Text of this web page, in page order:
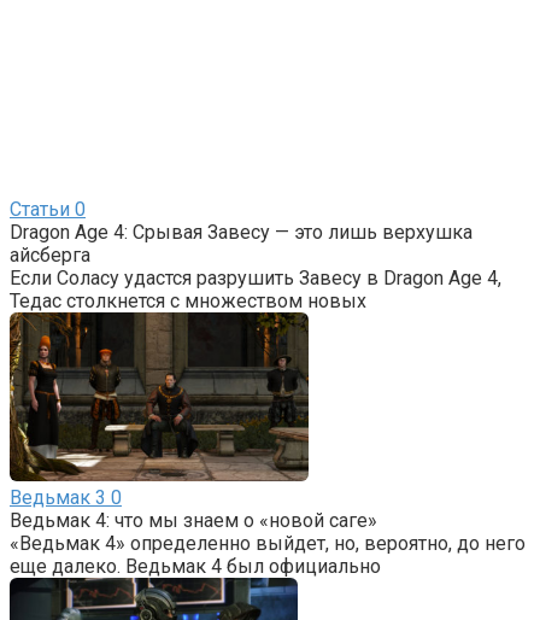
Статьи 0
Dragon Age 4: Срывая Завесу — это лишь верхушка
айсберга
Если Соласу удастся разрушить Завесу в Dragon Age 4,
Тедас столкнется с множеством новых
Ведьмак 3 0
Ведьмак 4: что мы знаем о «новой саге»
«Ведьмак 4» определенно выйдет, но, вероятно, до него
еще далеко. Ведьмак 4 был официально